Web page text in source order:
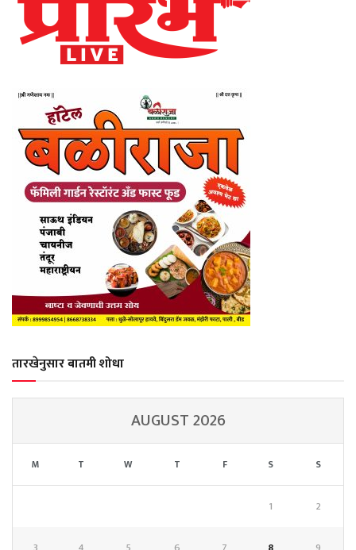
तारखेनुसार बातमी शोधा
AUGUST 2026
M T W T F S S
1 2